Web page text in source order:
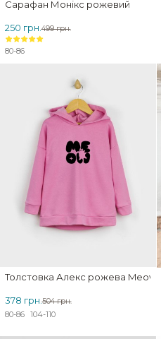
Сарафан Монікс рожевий
499 грн.
250 грн.
80-86
Толстовка Алекс рожева Meow
504 грн.
378 грн.
80-86 104-110